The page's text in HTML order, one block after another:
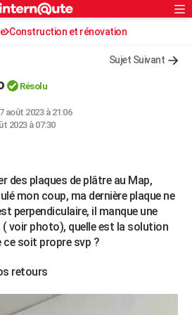
Rechercher
S'inscrire
Connexion
Construction et rénovation
Sujet Suivant
Résolu
août 2023 à 21:06
2023 à 07:30
des plaques de plâtre au Map,
mon coup, ma dernière plaque ne
perpendiculaire, il manque une
voir photo), quelle est la solution
ce soit propre svp ?
retours